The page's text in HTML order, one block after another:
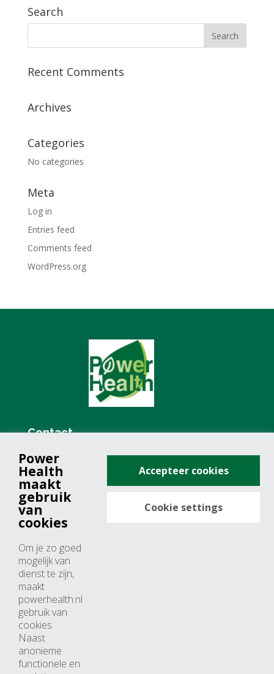
Search
Recent Comments
Archives
Categories
No categories
Meta
Log in
Entries feed
Comments feed
WordPress.org
Contact
+31 (0)76 571 19 68
info@powerhealth.nl
Adresse
4817 ZH breda
Nederland
Horaires d’ouvertures
Du lundi au jeudi: 09:00 – 17:00
Vendredi: 09:00 – 15:00
Power
Health
maakt
gebruik
van
cookies
Om je zo goed
mogelijk van
dienst te zijn,
maakt
powerhealth.nl
gebruik van
cookies.
Naast
anonieme
functionele en
Accepteer cookies
Cookie settings